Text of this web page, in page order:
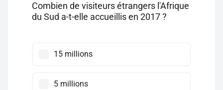
Pour profiter de 10 contenus offerts.
Combien de visiteurs étrangers l'Afrique
du Sud a-t-elle accueillis en 2017 ?
15 millions
5 millions